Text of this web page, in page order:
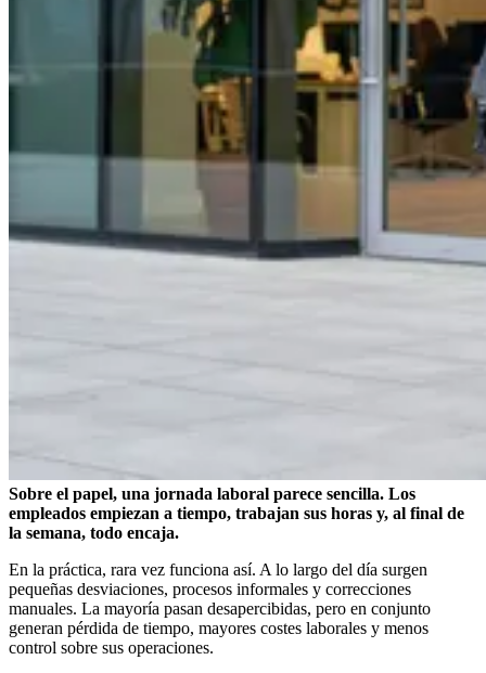
Sobre el papel, una jornada laboral parece sencilla. Los
empleados empiezan a tiempo, trabajan sus horas y, al final de
la semana, todo encaja.
En la práctica, rara vez funciona así. A lo largo del día surgen
pequeñas desviaciones, procesos informales y correcciones
manuales. La mayoría pasan desapercibidas, pero en conjunto
generan pérdida de tiempo, mayores costes laborales y menos
control sobre sus operaciones.